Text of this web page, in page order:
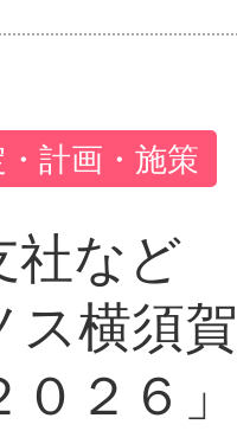
計画・施策
社など
ス横須
２６」